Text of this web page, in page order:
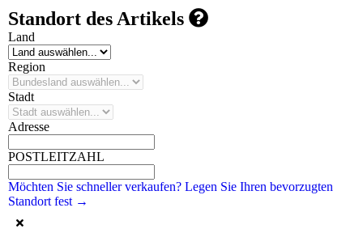
Standort des Artikels
Land
Region
Stadt
Adresse
POSTLEITZAHL
Möchten Sie schneller verkaufen? Legen Sie Ihren bevorzugten
Standort fest →